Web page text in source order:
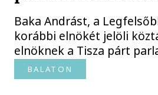
Baka Andrást, a
korábbi elnökét jelöli
elnöknek a Tisza párt
BALATON